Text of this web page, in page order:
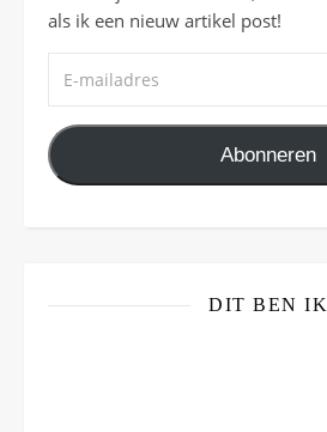
als ik een nieuw artikel post!
Abonneren
DIT BEN IK